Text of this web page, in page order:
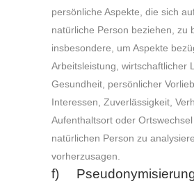
persönliche Aspekte, die sich
natürliche Person beziehen, zu
insbesondere, um Aspekte
Arbeitsleistung, wirtschaftlicher
Gesundheit, persönlicher
Interessen, Zuverlässigkeit,
Aufenthaltsort oder
natürlichen Person zu
vorherzusagen.
f)